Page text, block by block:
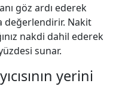
göz ardı ederek
değerlendirir. Nakit
nakdi dahil ederek
sunar.
yerini